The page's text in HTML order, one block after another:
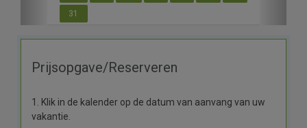
31
Prijsopgave/Reserveren
1. Klik in de kalender op de datum van aanvang van uw
vakantie.